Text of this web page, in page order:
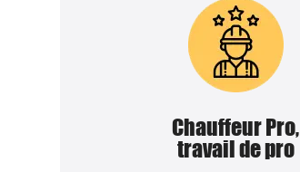
Chauffeur Pro,
travail de pro